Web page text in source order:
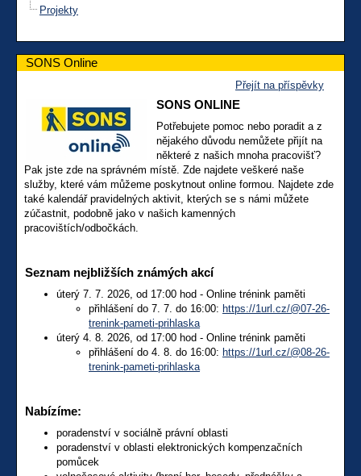
Projekty
SONS Online
Přejít na příspěvky
SONS ONLINE
Potřebujete pomoc nebo poradit a z
nějakého důvodu nemůžete přijít na
některé z našich mnoha pracovišť?
Pak jste zde na správném místě. Zde najdete veškeré naše
služby, které vám můžeme poskytnout online formou. Najdete zde
také kalendář pravidelných aktivit, kterých se s námi můžete
zúčastnit, podobně jako v našich kamenných
pracovištích/odbočkách.
Seznam nejbližších známých akcí
úterý 7. 7. 2026, od 17:00 hod - Online trénink paměti
přihlášení do 7. 7. do 16:00: https://1url.cz/@07-26-
trenink-pameti-prihlaska
úterý 4. 8. 2026, od 17:00 hod - Online trénink paměti
přihlášení do 4. 8. do 16:00: https://1url.cz/@08-26-
trenink-pameti-prihlaska
Nabízíme:
poradenství v sociálně právní oblasti
poradenství v oblasti elektronických kompenzačních
pomůcek